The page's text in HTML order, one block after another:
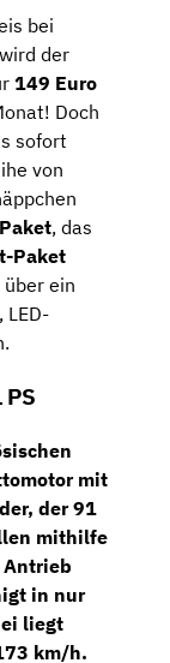
bei
der
149 Euro
Doch
sofort
von
, das
Paket
ein
LED-
mit
der91
mithilfe
Antrieb
in nur
liegt
km/h.